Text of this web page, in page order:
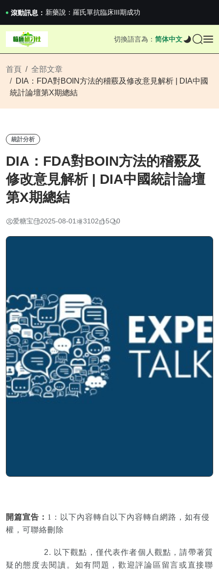
滾動訊息： 新藥說：哈佛大學：生男生女不是隨機的，這樣的...
國家藥監局關於適用《E6（R3）：藥物臨床試...
滬上臨研人：著名Global臨床CRO在我國...
新藥說：羅氏單抗臨床III期成功
切換語言為： 简体中文
首頁
全部文章
DIA：FDA對BOIN方法的稽覈及修改意見解析 | DIA中國
統計論壇第X期總結
統計分析
DIA：FDA對BOIN方法的稽覈及
修改意見解析 | DIA中國統計論壇
第X期總結
爱糖宝 2025-08-01 3102 5 0
開篇宣告： 1：以下內容轉自以下內容轉自網路 ，如有侵
權，可聯絡刪除
2. 以下觀點，僅代表作者個人觀點，請帶著質
疑的態度去閱讀。 如有問題，歡迎評論區留言或直接聯